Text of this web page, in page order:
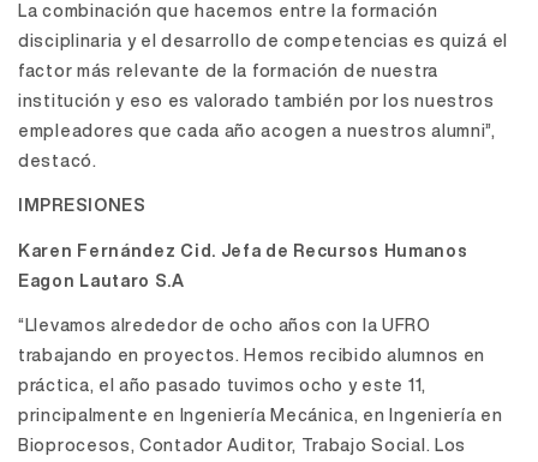
La combinación que hacemos entre la formación
disciplinaria y el desarrollo de competencias es quizá el
factor más relevante de la formación de nuestra
institución y eso es valorado también por los nuestros
empleadores que cada año acogen a nuestros alumni”,
destacó.
IMPRESIONES
Karen Fernández Cid. Jefa de Recursos Humanos
Eagon Lautaro S.A
“Llevamos alrededor de ocho años con la UFRO
trabajando en proyectos. Hemos recibido alumnos en
práctica, el año pasado tuvimos ocho y este 11,
principalmente en Ingeniería Mecánica, en Ingeniería en
Bioprocesos, Contador Auditor, Trabajo Social. Los